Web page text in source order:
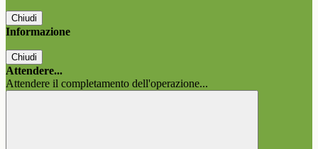
Chiudi
Informazione
Chiudi
Attendere...
Attendere il completamento dell'operazione...